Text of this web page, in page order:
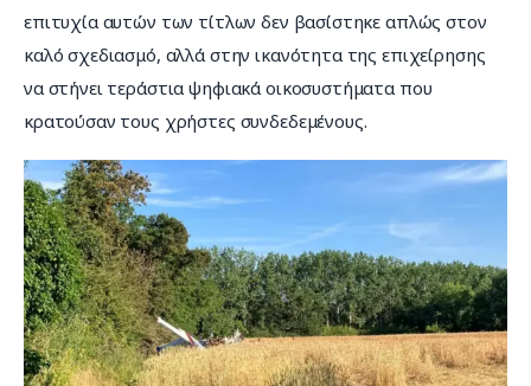
επιτυχία αυτών των τίτλων δεν βασίστηκε απλώς στον
καλό σχεδιασμό, αλλά στην ικανότητα της επιχείρησης
να στήνει τεράστια ψηφιακά οικοσυστήματα που
κρατούσαν τους χρήστες συνδεδεμένους.